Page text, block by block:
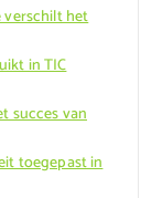
verschilt het
in TIC
succes van
toegepast in